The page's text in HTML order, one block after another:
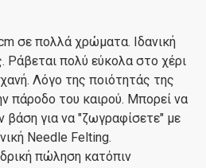
σε πολλά χρώματα. Ιδανική
Ράβεται πολύ εύκολα στο χέρι
Λόγο της ποιότητάς της
πάροδο του καιρού. Μπορεί να
βάση για να "ζωγραφίσετε" με
Needle Felting.
πώληση κατόπιν